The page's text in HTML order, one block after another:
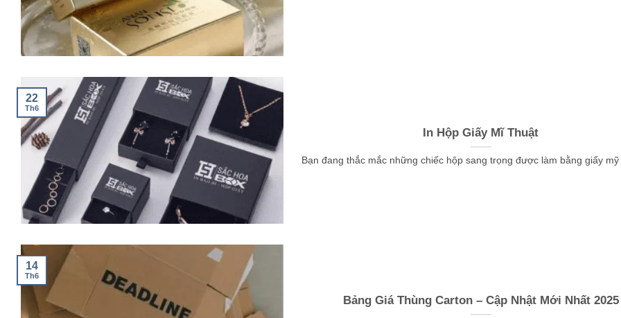
In Hộp Giấy Mĩ Thuật
Bạn đang thắc mắc những chiếc hộp sang trọng được làm bằng giấy mỹ
22
Th6
Bảng Giá Thùng Carton – Cập Nhật Mới Nhất 2025
14
Th6